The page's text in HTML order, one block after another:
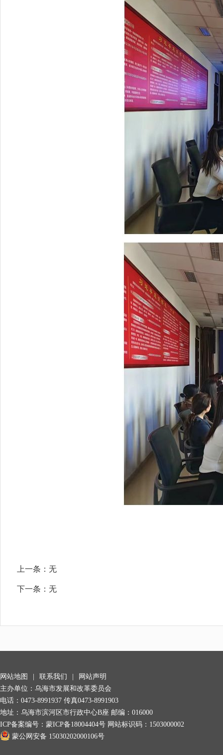
上一条： 无
下一条： 无
网站地图 联系我们
网站声明
主办单位：乌海市发展和改革委员会
电话：0473-8991937 传真0473-8991903
地址：乌海市滨河区市行政中心B座 邮编：016000
ICP备案编号： 蒙ICP备18004404号 网站标识码：1503000002
蒙公网安备 15030202000106号